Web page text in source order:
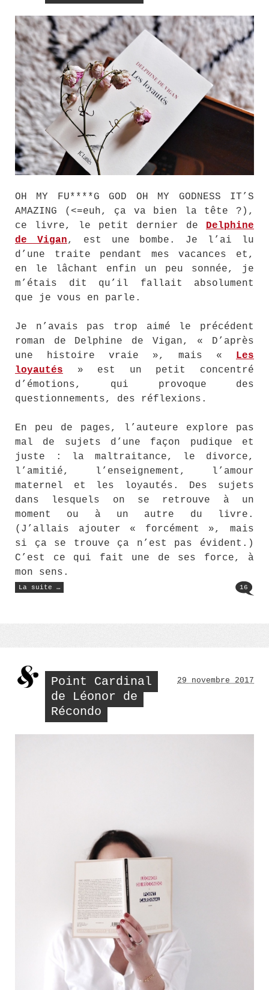
OH MY FU****G GOD OH MY GODNESS IT’S
AMAZING (<=euh, ça va bien la tête ?),
ce livre, le petit dernier de Delphine
de Vigan, est une bombe. Je l’ai lu
d’une traite pendant mes vacances et,
en le lâchant enfin un peu sonnée, je
m’étais dit qu’il fallait absolument
que je vous en parle.
Je n’avais pas trop aimé le précédent
roman de Delphine de Vigan, « D’après
une histoire vraie », mais « Les
loyautés » est un petit concentré
d’émotions, qui provoque des
questionnements, des réflexions.
En peu de pages, l’auteure explore pas
mal de sujets d’une façon pudique et
juste : la maltraitance, le divorce,
l’amitié, l’enseignement, l’amour
maternel et les loyautés. Des sujets
dans lesquels on se retrouve à un
moment ou à un autre du livre.
(J’allais ajouter « forcément », mais
si ça se trouve ça n’est pas évident.)
C’est ce qui fait une de ses force, à
mon sens.
La suite …
« Les
loyautés »
16
Point Cardinal
de Léonor de
Récondo
29 novembre 2017